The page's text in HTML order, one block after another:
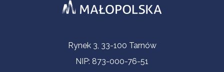
Informacje kontaktoweRynek 3, 33-100 Tarnów
NIP: 873-000-76-51